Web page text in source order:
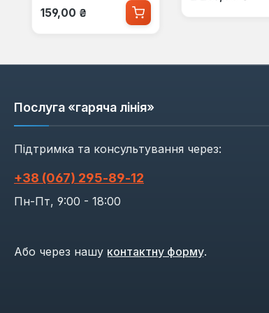
Звичайна ціна:
159,00 ₴
Послуга «гаряча лінія»
Підтримка та консультування через:
+38 (067) 295‑89‑12
Пн-Пт, 9:00 - 18:00
Або через нашу контактну форму.